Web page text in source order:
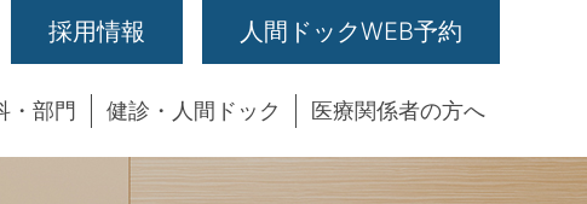
採用情報 人間ドックWEB予約
・部門 健診・人間ドック 医療関係者の方へ